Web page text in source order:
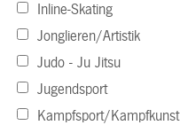
Inline-Skating
Jonglieren/Artistik
Judo - Ju Jitsu
Jugendsport
Kampfsport/Kampfkunst